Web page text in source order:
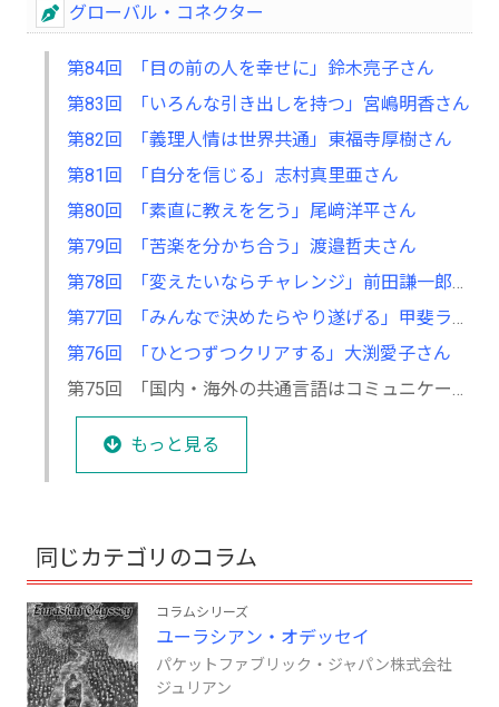
グローバル・コネクター
第84回 「目の前の人を幸せに」鈴木亮子さん
第83回 「いろんな引き出しを持つ」宮嶋明香さん
第82回 「義理人情は世界共通」東福寺厚樹さん
第81回 「自分を信じる」志村真里亜さん
第80回 「素直に教えを乞う」尾﨑洋平さん
第79回 「苦楽を分かち合う」渡邉哲夫さん
第78回 「変えたいならチャレンジ」前田謙一郎さん
第77回 「みんなで決めたらやり遂げる」甲斐ラースさん
第76回 「ひとつずつクリアする」大渕愛子さん
第75回 「国内・海外の共通言語はコミュニケーション力」駒井愼二さん
もっと見る
同じカテゴリのコラム
コラムシリーズ
ユーラシアン・オデッセイ
パケットファブリック・ジャパン株式会社
ジュリアン